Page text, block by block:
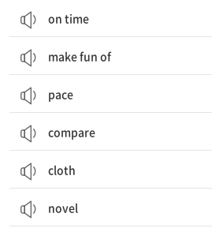
on time
make fun of
pace
compare
cloth
novel